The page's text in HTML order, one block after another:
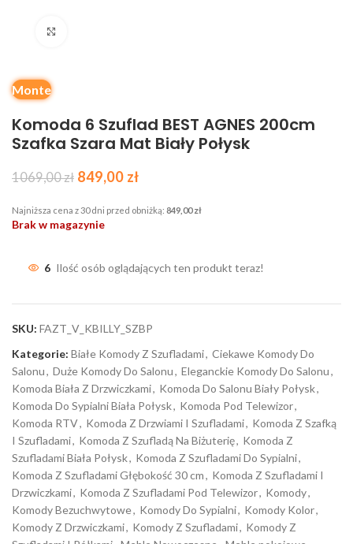
Monte
Komoda 6 Szuflad BEST AGNES 200cm
Szafka Szara Mat Biały Połysk
1069,00zł 849,00 zł
Najniższa cena z 30 dni przed obniżką: 849,00zł
Brak w magazynie
6 Ilość osób oglądających ten produkt teraz!
SKU: FAZT_V_KBILLY_SZBP
Kategorie: Białe Komody Z Szufladami, Ciekawe Komody Do
Salonu, Duże Komody Do Salonu, Eleganckie Komody Do Salonu,
Komoda Biała Z Drzwiczkami, Komoda Do Salonu Biały Połysk,
Komoda Do Sypialni Biała Połysk, Komoda Pod Telewizor,
Komoda RTV, Komoda Z Drzwiami I Szufladami, Komoda Z Szafką
I Szufladami, Komoda Z Szufladą Na Biżuterię, Komoda Z
Szufladami Biała Połysk, Komoda Z Szufladami Do Sypialni,
Komoda Z Szufladami Głębokość 30 cm, Komoda Z Szufladami I
Drzwiczkami, Komoda Z Szufladami Pod Telewizor, Komody,
Komody Bezuchwytowe, Komody Do Sypialni, Komody Kolor,
Komody Z Drzwiczkami, Komody Z Szufladami, Komody Z